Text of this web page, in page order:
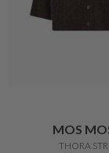
MOS
THORA